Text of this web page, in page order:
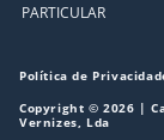
PARTICULAR
Política de
Copyright © 2026 |
Vernizes, Lda